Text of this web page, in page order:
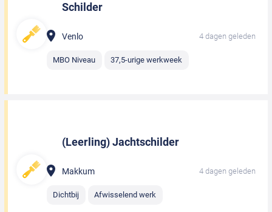
Schilder
Venlo 4 dagen geleden
MBO Niveau 37,5-urige werkweek
(Leerling) Jachtschilder
Makkum 4 dagen geleden
Dichtbij Afwisselend werk